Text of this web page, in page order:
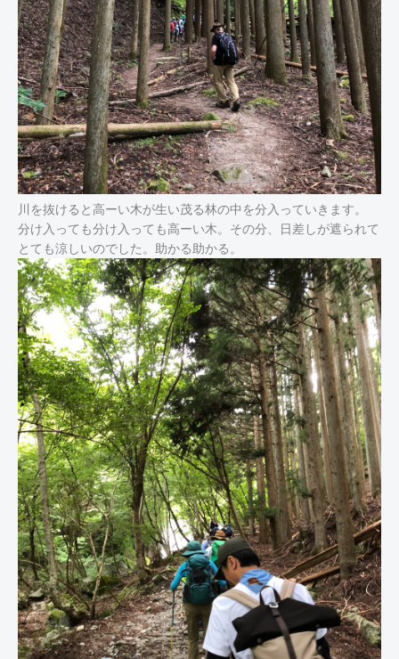
川を抜けると高ーい木が生い茂る林の中を分入っていきます。
分け入っても分け入っても高ーい木。その分、日差しが遮られて
とても涼しいのでした。助かる助かる。